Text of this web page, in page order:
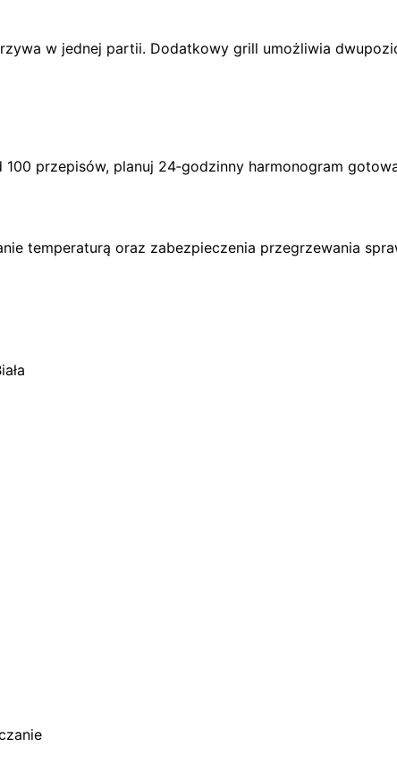
w jednej partii. Dodatkowy grill umożliwia
przepisów, planuj 24‑godzinny harmonogram
temperaturą oraz zabezpieczenia przegrzewania